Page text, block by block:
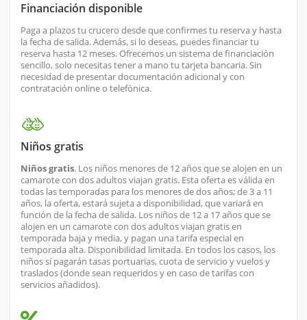
Financiación disponible
Paga a plazos tu crucero desde que confirmes tu reserva y hasta
la fecha de salida. Además, si lo deseas, puedes financiar tu
reserva hasta 12 meses. Ofrecemos un sistema de financiación
sencillo, solo necesitas tener a mano tu tarjeta bancaria. Sin
necesidad de presentar documentación adicional y con
contratación online o telefónica.
Niños gratis
Niños gratis. Los niños menores de 12 años que se alojen en un
camarote con dos adultos viajan gratis. Esta oferta es válida en
todas las temporadas para los menores de dos años; de 3 a 11
años, la oferta, estará sujeta a disponibilidad, que variará en
función de la fecha de salida. Los niños de 12 a 17 años que se
alojen en un camarote con dos adultos viajan gratis en
temporada baja y media, y pagan una tarifa especial en
temporada alta. Disponibilidad limitada. En todos los casos, los
niños sí pagarán tasas portuarias, cuota de servicio y vuelos y
traslados (donde sean requeridos y en caso de tarifas con
servicios añadidos).